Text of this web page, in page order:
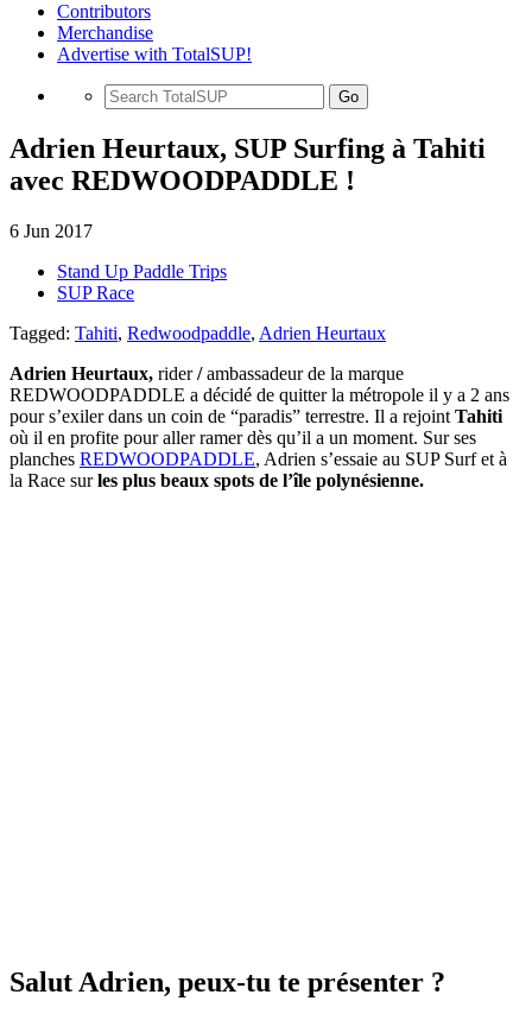
Contributors
Merchandise
Advertise with TotalSUP!
Go
Adrien Heurtaux, SUP Surfing à Tahiti
avec REDWOODPADDLE !
6 Jun 2017
Stand Up Paddle Trips
SUP Race
Tagged: Tahiti, Redwoodpaddle, Adrien Heurtaux
Adrien Heurtaux, rider/ambassadeur de la marque
REDWOODPADDLE a décidé de quitter la métropole il y a 2 ans
pour s’exiler dans un coin de “paradis” terrestre. Il a rejoint Tahiti
où il en profite pour aller ramer dès qu’il a un moment. Sur ses
planches REDWOODPADDLE, Adrien s’essaie au SUP Surf et à
la Race surles plus beaux spots de l’île polynésienne.
Salut Adrien, peux-tu te présenter ?